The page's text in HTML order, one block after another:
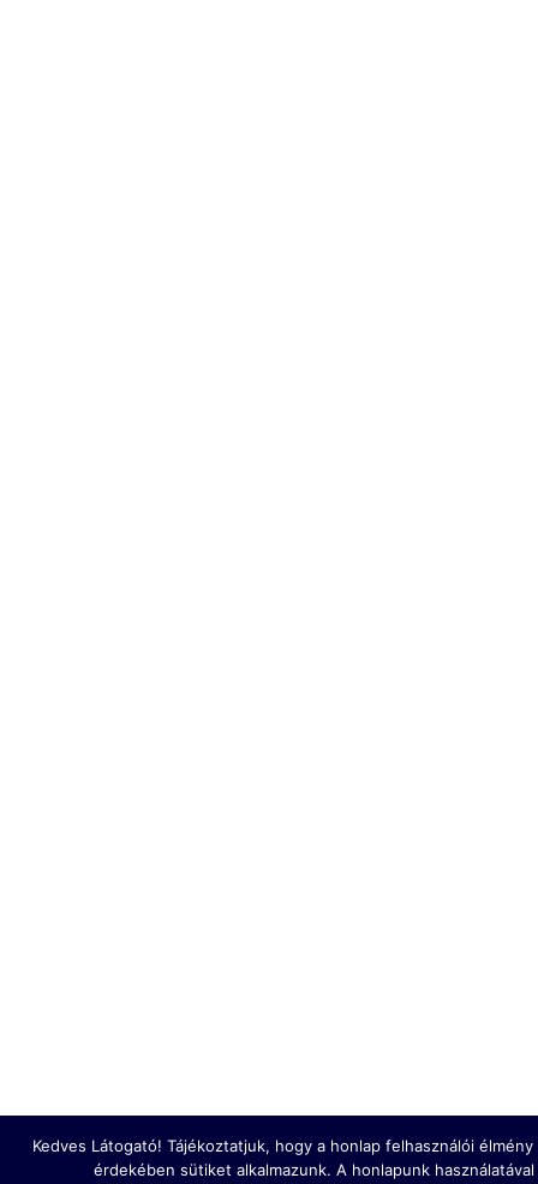
Kedves Látogató! Tájékoztatjuk, hogy a honlap felhasználói
érdekében sütiket alkalmazunk. A honlapunk használatával